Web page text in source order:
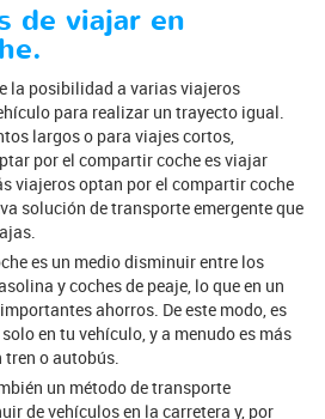
de viajar en
la posibilidad a varias viajeros
para realizar un trayecto igual.
largos o para viajes cortos,
por el compartir coche es viajar
viajeros optan por el compartir coche
solución de transporte emergente que
es un medio disminuir entre los
y coches de peaje, lo que en un
ahorros. De este modo, es
en tu vehículo, y a menudo es más
tren o autobús.
un método de transporte
de vehículos en la carretera y, por